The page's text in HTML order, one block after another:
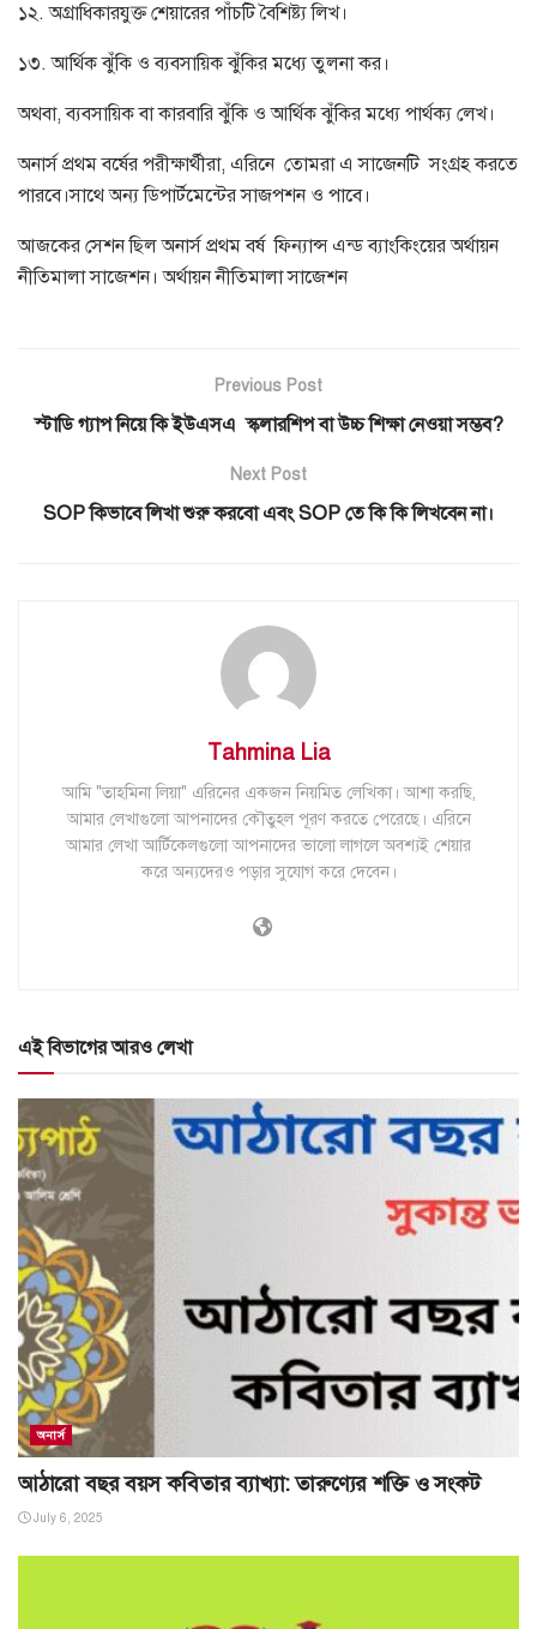
১২. অগ্রাধিকারযুক্ত শেয়ারের পাঁচটি বৈশিষ্ট্য লিখ।
১৩. আর্থিক ঝুঁকি ও ব্যবসায়িক ঝুঁকির মধ্যে তুলনা কর।
অথবা, ব্যবসায়িক বা কারবারি ঝুঁকি ও আর্থিক ঝুঁকির মধ্যে পার্থক্য লেখ।
অনার্স প্রথম বর্ষের পরীক্ষার্থীরা, এরিনে তোমরা এ সাজেনটি সংগ্রহ করতে
পারবে।সাথে অন্য ডিপার্টমেন্টের সাজপশন ও পাবে।
আজকের সেশন ছিল অনার্স প্রথম বর্ষ ফিন্যান্স এন্ড ব্যাংকিংয়ের অর্থায়ন
নীতিমালা সাজেশন।অর্থায়ন নীতিমালা সাজেশন
Previous Post
স্টাডি গ্যাপ নিয়ে কি ইউএসএ স্কলারশিপ বা উচ্চ শিক্ষা নেওয়া সম্ভব?
Next Post
SOP কিভাবে লিখা শুরু করবো এবং SOP তে কি কি লিখবেন না।
Tahmina Lia
আমি "তাহমিনা লিয়া" এরিনের একজন নিয়মিত লেখিকা। আশা করছি,
আমার লেখাগুলো আপনাদের কৌতুহল পূরণ করতে পেরেছে। এরিনে
আমার লেখা আর্টিকেলগুলো আপনাদের ভালো লাগলে অবশ্যই শেয়ার
করে অন্যদেরও পড়ার সুযোগ করে দেবেন।
এই বিভাগের আরও লেখা
অনার্স
আঠারো বছর বয়স কবিতার ব্যাখ্যা: তারুণ্যের শক্তি ও সংকট
July 6, 2025